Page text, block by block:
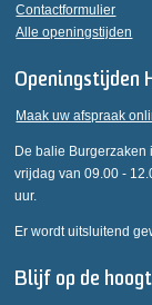
Contactformulier
Alle openingstijden
Openingstijden
Maak uw afspraak
De balie Burgerzaken
vrijdag van 09.00 -
uur.
Er wordt uitsluitend
Blijf op de